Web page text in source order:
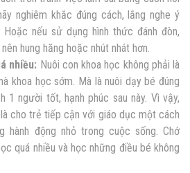
nghiêm khắc đúng cách, lắng nghe ý
nếu sử dụng hình thức đánh đòn,
hung hăng hoặc nhút nhát hơn.
nhiều: Nuôi con khoa học không phải là
khoa học sớm. Mà là nuôi dạy bé đúng
1 người tốt, hạnh phúc sau này. Vì vậy,
cho trẻ tiếp cận với giáo dục một cách
hành động nhỏ trong cuộc sống. Chớ
quá nhiều và học những điều bé không